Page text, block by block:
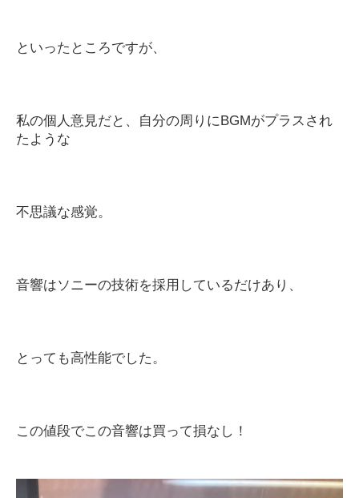
といったところですが、
私の個人意見だと、自分の周りに BGMがプラスされ
たような
不思議な感覚。
音響はソニーの技術を採用しているだけあり、
とっても高性能でした。
この値段でこの音響は買って損なし！